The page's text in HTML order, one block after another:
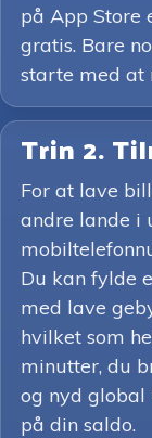
på App Store
gratis. Bare
starte med at
Trin 2.
For at lave
andre lande i
Du kan fylde
med lave
hvilket som
minutter, du
og nyd global
på din saldo.